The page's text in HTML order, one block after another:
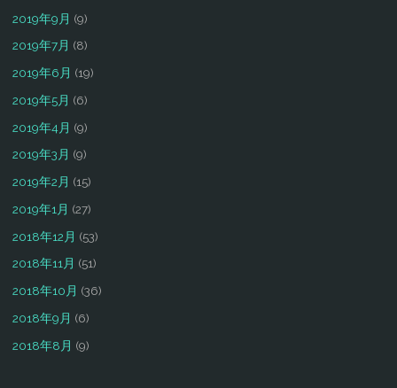
2019年9月 (9)
2019年7月 (8)
2019年6月 (19)
2019年5月 (6)
2019年4月 (9)
2019年3月 (9)
2019年2月 (15)
2019年1月 (27)
2018年12月 (53)
2018年11月 (51)
2018年10月 (36)
2018年9月 (6)
2018年8月 (9)